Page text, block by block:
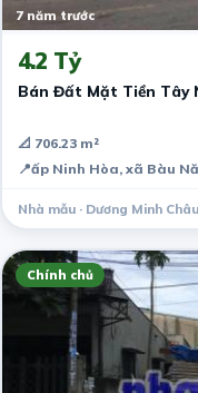
7 năm trước
4.2 Tỷ
Bán Đất Mặt Tiền Tây
📐 706.23 m²
📍ấp Ninh Hòa, xã Bàu
Nhà mẫu · Dương Minh Châu
Chính chủ